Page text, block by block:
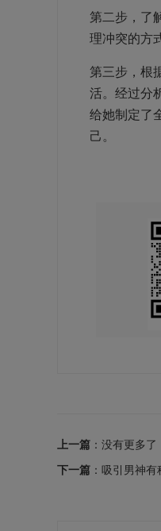
第二步，了
理冲突的方
第三步，根
活。经过分
给她制定了
己。
上一篇 ：没有更多了
下一篇 ：吸引男神